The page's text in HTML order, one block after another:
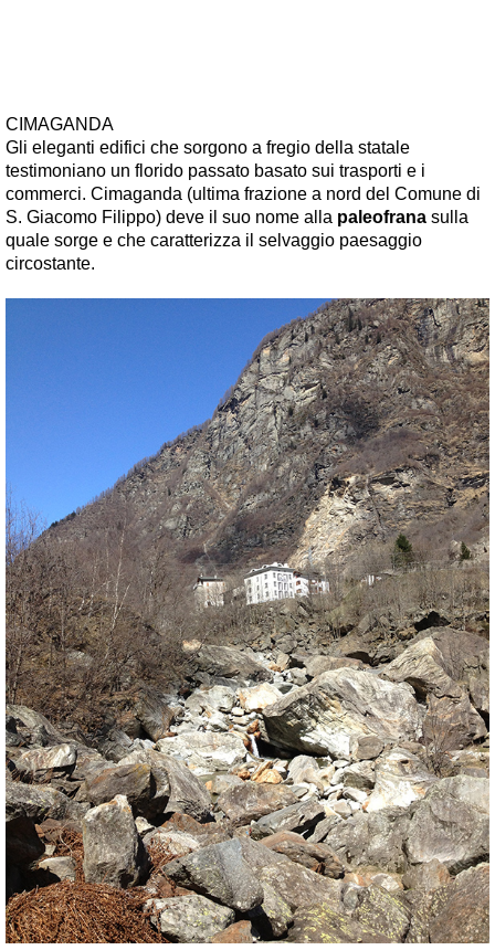
CIMAGANDA
Gli eleganti edifici che sorgono a fregio della statale
testimoniano un florido passato basato sui trasporti e i
commerci. Cimaganda (ultima frazione a nord del Comune di
S. Giacomo Filippo) deve il suo nome alla paleofrana sulla
quale sorge e che caratterizza il selvaggio paesaggio
circostante.